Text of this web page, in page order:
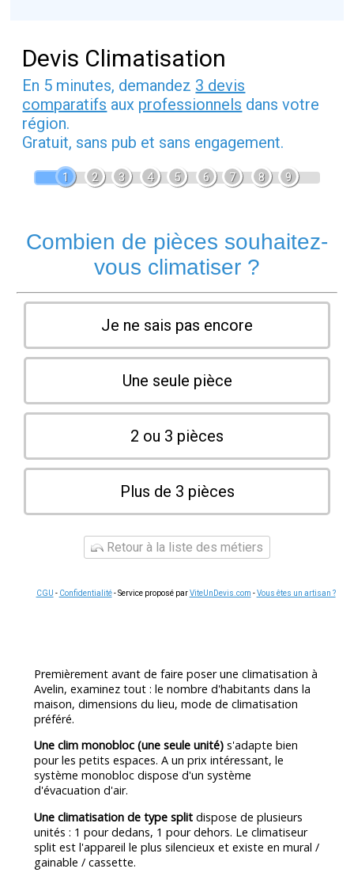
Devis Climatisation
En 5 minutes, demandez 3 devis
comparatifs aux professionnels dans votre
région.
Gratuit, sans pub et sans engagement.
1 2 3 4 5 6 7 8 9
Combien de pièces souhaitez-
vous climatiser ?
Je ne sais pas encore
Une seule pièce
2 ou 3 pièces
Plus de 3 pièces
Retour à la liste des métiers
CGU - Confidentialité- Service proposé parViteUnDevis.com -Vous êtes un artisan ?
Premièrement avant de faire poser une climatisation à
Avelin, examinez tout : le nombre d'habitants dans la
maison, dimensions du lieu, mode de climatisation
préféré.
Une clim monobloc (une seule unité) s'adapte bien
pour les petits espaces. A un prix intéressant, le
système monobloc dispose d'un système
d'évacuation d'air.
Une climatisation de type split dispose de plusieurs
unités : 1 pour dedans, 1 pour dehors. Le climatiseur
split est l'appareil le plus silencieux et existe en mural /
gainable / cassette.